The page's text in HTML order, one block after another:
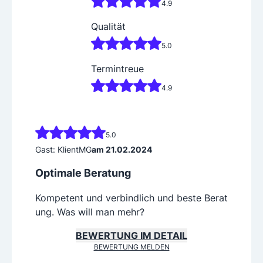
4.9
Qualität
5.0
Termintreue
4.9
5.0
Gast: KlientMGam 21.02.2024
Optimale Beratung
Kompetent und verbindlich und beste Berat
ung. Was will man mehr?
BEWERTUNG IM DETAIL
BEWERTUNG MELDEN